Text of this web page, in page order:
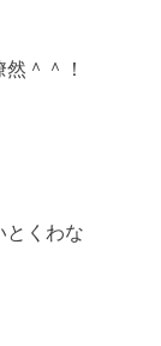
＾＾！
とくわな